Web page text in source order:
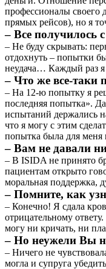
профессионалы своего
прямых рейсов), но я
– Все получилось
– Не буду скрывать:
отдохнуть – попытки
неудача… Каждый раз я
– Что же все-таки
– На 12-ю попытку я
последняя попытка».
испытаний держались
что я могу с этим
попытка была для
– Вам не давали
– В ISIDA не принято
пациентам открыто
моральная поддержка,
– Помните, как
– Конечно! Я сдала
отрицательному
могу ни кричать, ни
– Но неужели Вы
– Ничего не
могла и супруга